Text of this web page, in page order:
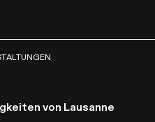
von Lausanne